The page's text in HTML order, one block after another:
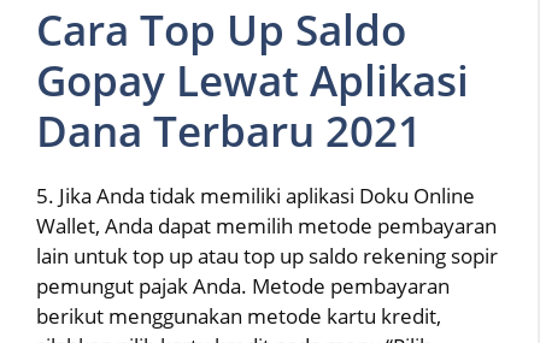
Cara Top Up Saldo
Gopay Lewat Aplikasi
Dana Terbaru 2021
5. Jika Anda tidak memiliki aplikasi Doku Online
Wallet, Anda dapat memilih metode pembayaran
lain untuk top up atau top up saldo rekening sopir
pemungut pajak Anda. Metode pembayaran
berikut menggunakan metode kartu kredit,